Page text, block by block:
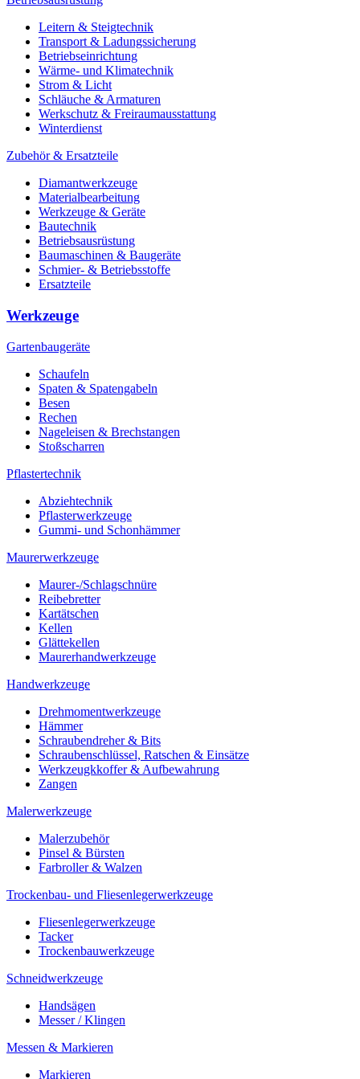
Leitern & Steigtechnik
Transport & Ladungssicherung
Betriebseinrichtung
Wärme- und Klimatechnik
Strom & Licht
Schläuche & Armaturen
Werkschutz & Freiraumausstattung
Winterdienst
Zubehör & Ersatzteile
Diamantwerkzeuge
Materialbearbeitung
Werkzeuge & Geräte
Bautechnik
Betriebsausrüstung
Baumaschinen & Baugeräte
Schmier- & Betriebsstoffe
Ersatzteile
Werkzeuge
Gartenbaugeräte
Schaufeln
Spaten & Spatengabeln
Besen
Rechen
Nageleisen & Brechstangen
Stoßscharren
Pflastertechnik
Abziehtechnik
Pflasterwerkzeuge
Gummi- und Schonhämmer
Maurerwerkzeuge
Maurer-/Schlagschnüre
Reibebretter
Kartätschen
Kellen
Glättekellen
Maurerhandwerkzeuge
Handwerkzeuge
Drehmomentwerkzeuge
Hämmer
Schraubendreher & Bits
Schraubenschlüssel, Ratschen & Einsätze
Werkzeugkkoffer & Aufbewahrung
Zangen
Malerwerkzeuge
Malerzubehör
Pinsel & Bürsten
Farbroller & Walzen
Trockenbau- und Fliesenlegerwerkzeuge
Fliesenlegerwerkzeuge
Tacker
Trockenbauwerkzeuge
Schneidwerkzeuge
Handsägen
Messer / Klingen
Messen & Markieren
Markieren